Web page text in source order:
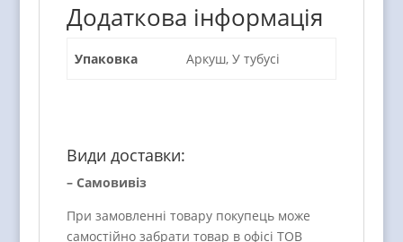
Додаткова інформація
Упаковка Аркуш, У тубусі
Види доставки:
– Самовивіз
При замовленні товару покупець може
самостійно забрати товар в офісі ТОВ